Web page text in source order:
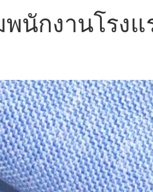
นักงานโรงแ